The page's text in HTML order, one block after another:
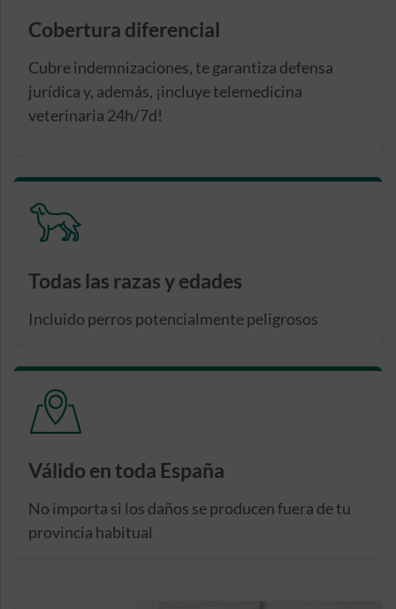
Cobertura diferencial
Cubre indemnizaciones, te garantiza defensa
jurídica y, además, ¡incluye telemedicina
veterinaria 24h/7d!
Todas las razas y edades
Incluido perros potencialmente peligrosos
Válido en toda España
No importa si los daños se producen fuera de tu
provincia habitual